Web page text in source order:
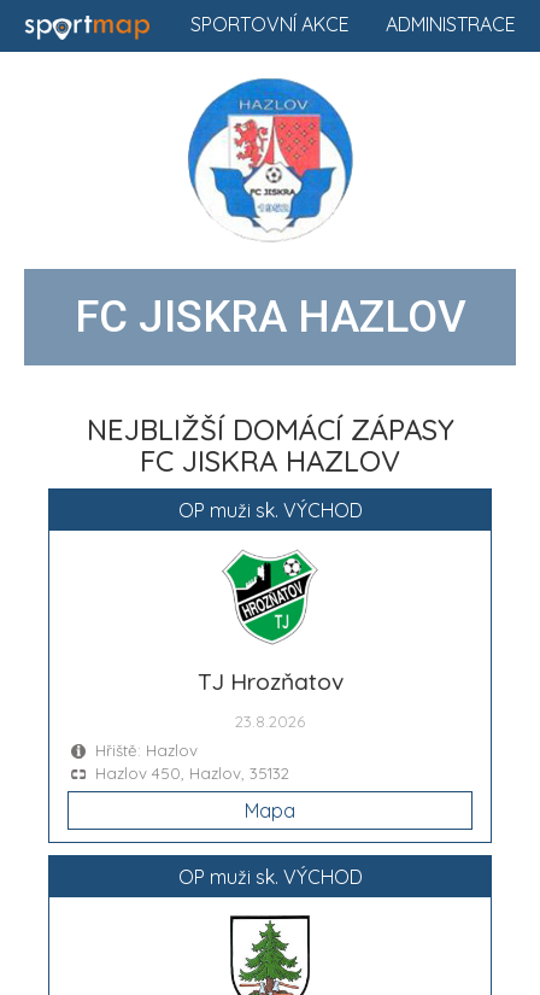
ADMINISTRACE
SPORTOVNÍ AKCE
FC JISKRA HAZLOV
NEJBLIŽŠÍ DOMÁCÍ ZÁPASY
FC JISKRA HAZLOV
OP muži sk. VÝCHOD
TJ Hrozňatov
23.8.2026
Hřiště: Hazlov
Hazlov 450, Hazlov, 35132
Mapa
OP muži sk. VÝCHOD